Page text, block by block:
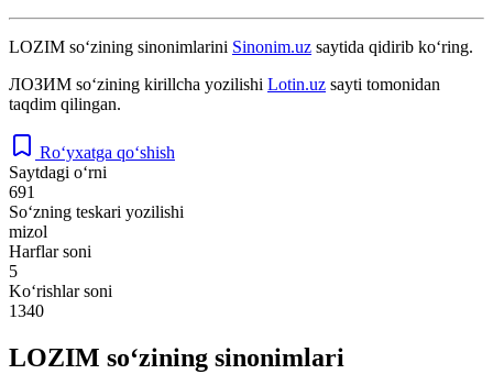
LOZIM so‘zining sinonimlarini Sinonim.uz saytida qidirib ko‘ring.
ЛОЗИМ so‘zining kirillcha yozilishi Lotin.uz sayti tomonidan
taqdim qilingan.
Ro‘yxatga qo‘shish
Saytdagi o‘rni
691
So‘zning teskari yozilishi
mizol
Harflar soni
5
Ko‘rishlar soni
1340
LOZIM so‘zining sinonimlari